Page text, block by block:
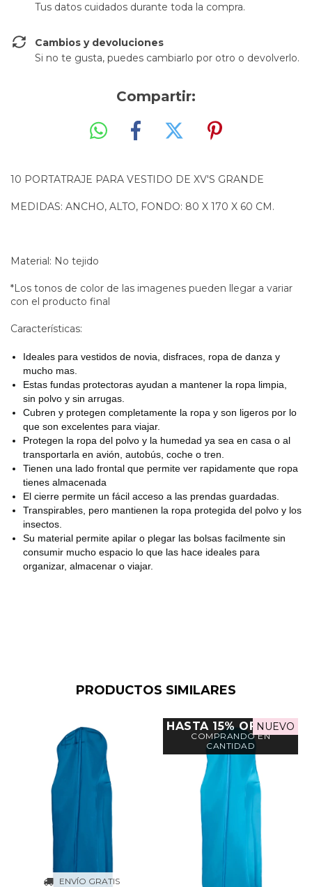
Tus datos cuidados durante toda la compra.
Cambios y devoluciones
Si no te gusta, puedes cambiarlo por otro o devolverlo.
Compartir:
10 PORTATRAJE PARA VESTIDO DE XV'S GRANDE
MEDIDAS: ANCHO, ALTO, FONDO: 80 X 170 X 60 CM.
Material: No tejido
*Los tonos de color de las imagenes pueden llegar a variar
con el producto final
Características:
Ideales para vestidos de novia, disfraces, ropa de danza y
mucho mas.
Estas fundas protectoras ayudan a mantener la ropa limpia,
sin polvo y sin arrugas.
Cubren y protegen completamente la ropa y son ligeros por lo
que son excelentes para viajar.
Protegen la ropa del polvo y la humedad ya sea en casa o al
transportarla en avión, autobús, coche o tren.
Tienen una lado frontal que permite ver rapidamente que ropa
tienes almacenada
El cierre permite un fácil acceso a las prendas guardadas.
Transpirables, pero mantienen la ropa protegida del polvo y los
insectos.
Su material permite apilar o plegar las bolsas facilmente sin
consumir mucho espacio lo que las hace ideales para
organizar, almacenar o viajar.
PRODUCTOS SIMILARES
ENVÍO GRATIS
HASTA 15% OFF
COMPRANDO EN
CANTIDAD
NUEVO